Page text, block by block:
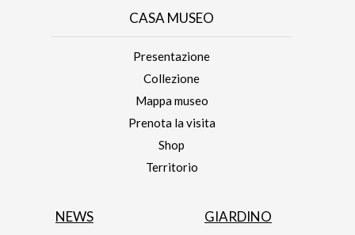
CASA MUSEO
Presentazione
Collezione
Mappa museo
Prenota la visita
Shop
Territorio
NEWS GIARDINO